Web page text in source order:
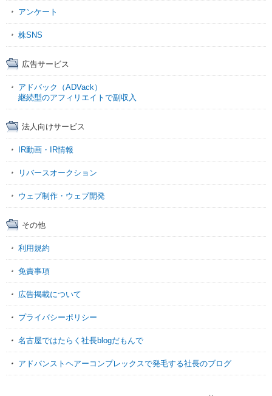
アンケート
株SNS
広告サービス
アドバック（ADVack）
継続型のアフィリエイトで副収入
法人向けサービス
IR動画・IR情報
リバースオークション
ウェブ制作・ウェブ開発
その他
利用規約
免責事項
広告掲載について
プライバシーポリシー
名古屋ではたらく社長blogだもんで
アドバンストヘアーコンプレックスで発毛する社長のブログ